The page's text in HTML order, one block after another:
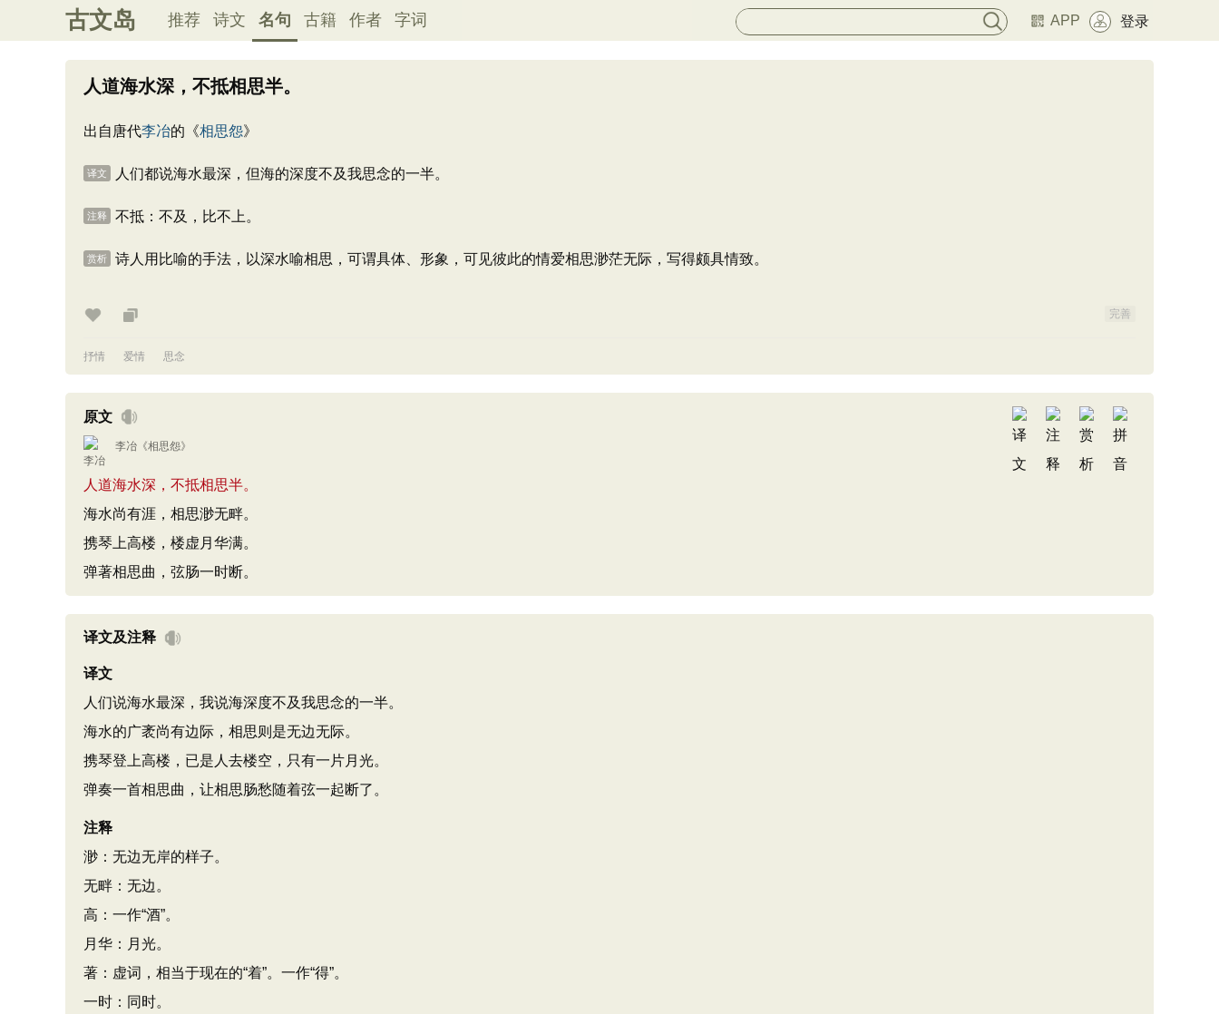
古文岛 推荐 诗文 名句 古籍 作者 字词 APP 登录
人道海水深，不抵相思半。
出自唐代李冶的《相思怨》
译文 人们都说海水最深，但海的深度不及我思念的一半。
注释 不抵：不及，比不上。
赏析 诗人用比喻的手法，以深水喻相思，可谓具体、形象，可见彼此的情爱相思渺茫无际，写得颇具情致。
完善
抒情 爱情 思念
原文
李冶 《相思怨》
人道海水深，不抵相思半。
海水尚有涯，相思渺无畔。
携琴上高楼，楼虚月华满。
弹著相思曲，弦肠一时断。
译文及注释
译文
人们说海水最深，我说海深度不及我思念的一半。
海水的广袤尚有边际，相思则是无边无际。
携琴登上高楼，已是人去楼空，只有一片月光。
弹奏一首相思曲，让相思肠愁随着弦一起断了。
注释
渺：无边无岸的样子。
无畔：无边。
高：一作“酒”。
月华：月光。
著：虚词，相当于现在的“着”。一作“得”。
一时：同时。